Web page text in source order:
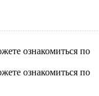
ознакомиться по
ознакомиться по